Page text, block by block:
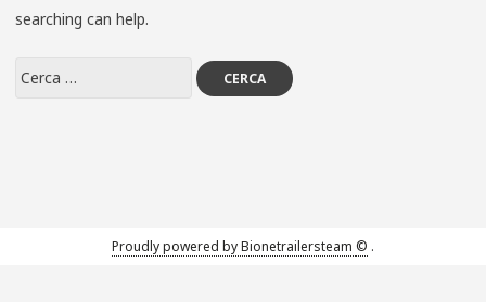
searching can help.
Proudly powered by Bionetrailersteam © .